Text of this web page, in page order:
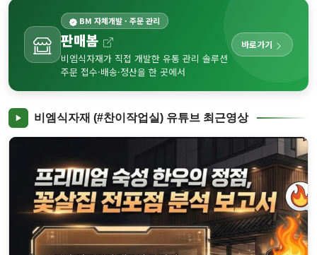
BM 자체개발 · 주문 관리
판매봄
비엠식자재가 직접 개발한 유통 관리 솔루션
주문 접수·배송·정산을 한 곳에서
바로가기
▶ 비엠식자재 (#찬이작업실) 유튜브 최근영상
✨ 부산대생이 꽁꽁 숨겨둔 '찐' 보석 같은 공간, 토비코에서 보낸